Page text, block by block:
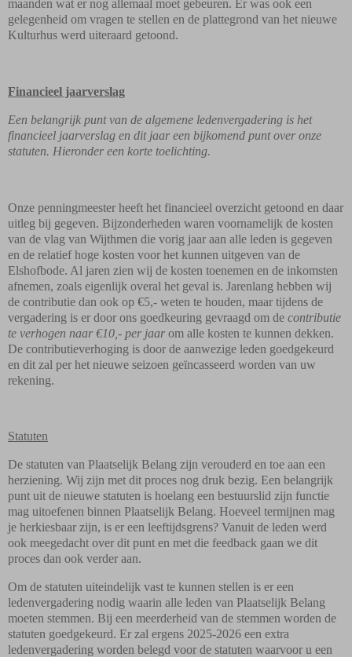
maanden wat er nog allemaal moet gebeuren. Er was ook een
gelegenheid om vragen te stellen en de plattegrond van het nieuwe
Kulturhus werd uiteraard getoond.
Financieel jaarverslag
Een belangrijk punt van de algemene ledenvergadering is het
financieel jaarverslag en dit jaar een bijkomend punt over onze
statuten. Hieronder een korte toelichting.
Onze penningmeester heeft het financieel overzicht getoond en daar
uitleg bij gegeven. Bijzonderheden waren voornamelijk de kosten
van de vlag van Wijthmen die vorig jaar aan alle leden is gegeven
en de relatief hoge kosten voor het kunnen uitgeven van de
Elshofbode. Al jaren zien wij de kosten toenemen en de inkomsten
afnemen, zoals eigenlijk overal het geval is. Jarenlang hebben wij
de contributie dan ook op €5,- weten te houden, maar tijdens de
vergadering is er door ons goedkeuring gevraagd om de contributie
te verhogen naar €10,- per jaar om alle kosten te kunnen dekken.
De contributieverhoging is door de aanwezige leden goedgekeurd
en dit zal per het nieuwe seizoen geïncasseerd worden van uw
rekening.
Statuten
De statuten van Plaatselijk Belang zijn verouderd en toe aan een
herziening. Wij zijn met dit proces nog druk bezig. Een belangrijk
punt uit de nieuwe statuten is hoelang een bestuurslid zijn functie
mag uitoefenen binnen Plaatselijk Belang. Hoeveel termijnen mag
je herkiesbaar zijn, is er een leeftijdsgrens? Vanuit de leden werd
ook meegedacht over dit punt en met die feedback gaan we dit
proces dan ook verder aan.
Om de statuten uiteindelijk vast te kunnen stellen is er een
ledenvergadering nodig waarin alle leden van Plaatselijk Belang
moeten stemmen. Bij een meerderheid van de stemmen worden de
statuten goedgekeurd. Er zal ergens 2025-2026 een extra
ledenvergadering worden belegd voor de statuten waarvoor u een